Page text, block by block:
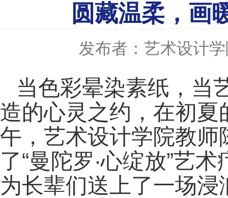
圆藏温柔，画
发布者：艺术设计
当色彩晕染素纸，当
造的心灵之约，在初
午，艺术设计学院教
了“曼陀罗∙心绽放”艺
为长辈们送上了一场